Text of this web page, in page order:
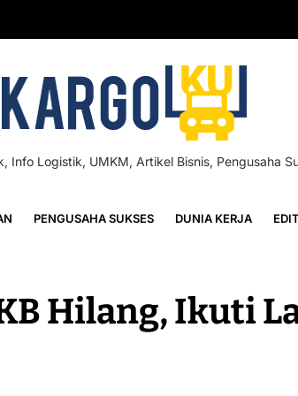
Info Logistik, UMKM, Artikel Bisnis, Pengusaha
PENGUSAHA SUKSES DUNIA KERJA
Hilang, Ikuti